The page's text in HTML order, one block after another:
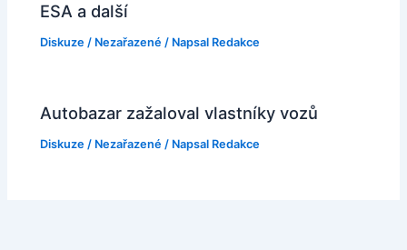
ESA a další
Diskuze / Nezařazené / Napsal Redakce
Autobazar zažaloval vlastníky vozů
Diskuze / Nezařazené / Napsal Redakce